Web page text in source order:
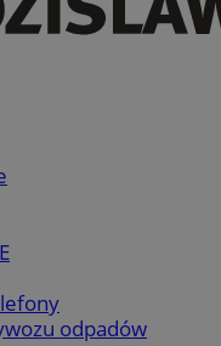
odpadów